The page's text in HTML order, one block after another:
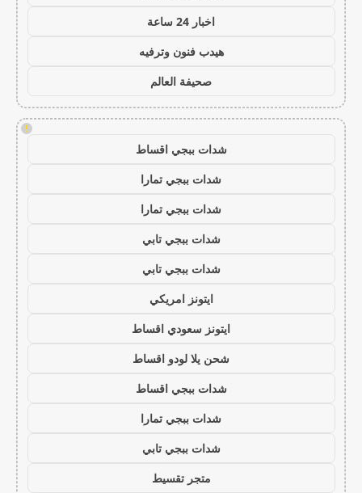
اخبار 24 ساعة
هيدب فنون وترفيه
صحيفة العالم
!
شدات ببجي اقساط
شدات ببجي تمارا
شدات ببجي تمارا
شدات ببجي تابي
شدات ببجي تابي
ايتونز امريكي
ايتونز سعودي اقساط
شحن يلا لودو اقساط
شدات ببجي اقساط
شدات ببجي تمارا
شدات ببجي تابي
متجر تقسيط